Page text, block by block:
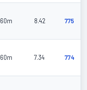
60m 8.42 775
60m 7.34 774